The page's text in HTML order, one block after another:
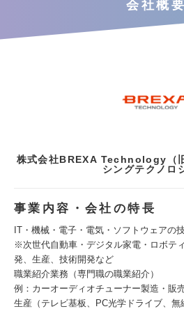
会社概要
株式会社BREXA Technology（
シングテクノロ
事業内容・会社の特長
IT・機械・電子・電気・ソフトウェアの
※次世代自動車・デジタル家電・ロボテ
発、生産、技術開発など
職業紹介業務（専門職の職業紹介）
例：カーオーディオチューナー製造・
生産（テレビ基板、PC光学ドライブ、